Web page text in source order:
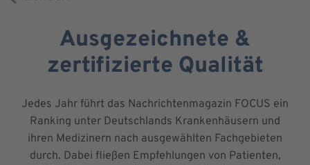
Ausgezeichnete &
zertifizierte Qualität
Jedes Jahr führt das Nachrichtenmagazin FOCUS ein
Ranking unter Deutschlands Krankenhäusern und
ihren Medizinern nach ausgewählten Fachgebieten
durch. Dabei fließen Empfehlungen von Patienten,